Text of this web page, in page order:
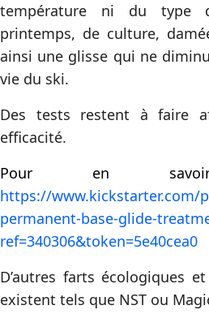
température ni du type
printemps, de culture,
ainsi une glisse qui ne
vie du ski.
Des tests restent à faire
efficacité.
Pour en
https://www.kickstarter.com/
permanent-base-glide-
ref=340306&token=5e40cea0
D’autres farts écologiques
existent tels que NST ou